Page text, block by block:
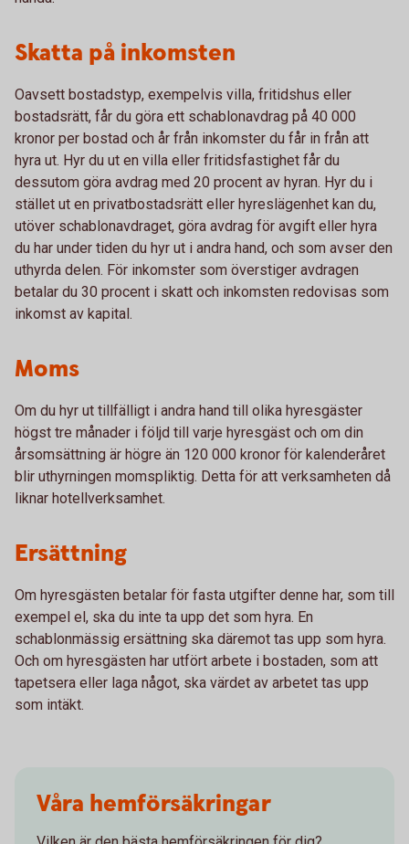
Skatta på inkomsten
Oavsett bostadstyp, exempelvis villa, fritidshus eller
bostadsrätt, får du göra ett schablonavdrag på 40 000
kronor per bostad och år från inkomster du får in från att
hyra ut. Hyr du ut en villa eller fritidsfastighet får du
dessutom göra avdrag med 20 procent av hyran. Hyr du i
stället ut en privatbostadsrätt eller hyreslägenhet kan du,
utöver schablonavdraget, göra avdrag för avgift eller hyra
du har under tiden du hyr ut i andra hand, och som avser den
uthyrda delen. För inkomster som överstiger avdragen
betalar du 30 procent i skatt och inkomsten redovisas som
inkomst av kapital.
Moms
Om du hyr ut tillfälligt i andra hand till olika hyresgäster
högst tre månader i följd till varje hyresgäst och om din
årsomsättning är högre än 120 000 kronor för kalenderåret
blir uthyrningen momspliktig. Detta för att verksamheten då
liknar hotellverksamhet.
Ersättning
Om hyresgästen betalar för fasta utgifter denne har, som till
exempel el, ska du inte ta upp det som hyra. En
schablonmässig ersättning ska däremot tas upp som hyra.
Och om hyresgästen har utfört arbete i bostaden, som att
tapetsera eller laga något, ska värdet av arbetet tas upp
som intäkt.
Våra hemförsäkringar